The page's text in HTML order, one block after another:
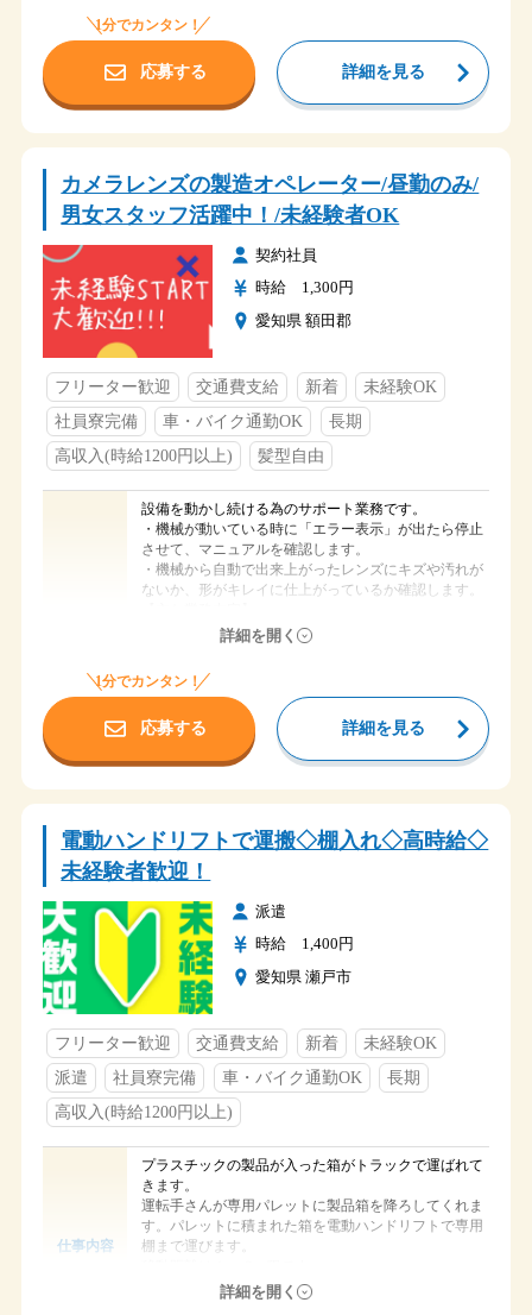
作業手順や機械操作は入社後丁寧に教えていただけま
す。工場勤務が初めての方でも安心です！
勤務地 額田郡幸田町
アクセス
JR岡崎、JR幸田、
名鉄東岡崎 送迎あり
時間 ８：３０～１７：３０ ８ｈ
休日
土・日・祝日
長期休暇（GW・夏季休暇・年末年始）
社保完備
社員寮あり
交通費支給（規定有り）
無料送迎あり
1分でカンタン！
応募する 詳細を見る
カメラレンズの製造オペレーター/昼勤のみ/
男女スタッフ活躍中！/未経験者OK
契約社員
時給 1,300円
愛知県 額田郡
フリーター歓迎 交通費支給 新着
未経験OK
社員寮完備
車・バイク通勤OK
長期
高収入(時給1200円以上)
髪型自由
設備を動かし続ける為のサポート業務です。
・機械が動いている時に「エラー表示」が出たら停止
させて、マニュアルを確認します。
・機械から自動で出来上がったレンズにキズや汚れが
ないか、形がキレイに仕上がっているか確認します。
・セットしたレンズの機械への投入
・トラブル時のちょこっと停止業務
機械に触ったことない方でも入社後丁寧に指導しま
す。安心して下さい。
給与 時給 1,300円
勤務地 額田郡幸田町
アクセス
JR岡崎、JR幸田、
名鉄東岡崎 送迎あり
時間 ８：３０～１７：３０
休日
土・日・祝日
長期休暇（GW・夏季休暇・年末年始）
福利厚生
社保完備
車通勤可
交通費支給（規定有り）
無料送迎あり
詳細を開く
1分でカンタン！
応募する 詳細を見る
電動ハンドリフトで運搬◇棚入れ◇高時給◇
未経験者歓迎！
派遣
時給 1,400円
愛知県 瀬戸市
フリーター歓迎 交通費支給 新着
未経験OK
派遣
社員寮完備 車・バイク通勤OK
長期
高収入(時給1200円以上)
仕事内容
プラスチックの製品が入った箱がトラックで運ばれて
きます。
運転手さんが専用パレットに製品箱を降ろしてくれま
す。パレットに積まれた箱を電動ハンドリフトで専用
棚まで運びます。
箱には専用の看板が付いています。看板を見て決めら
詳細を開く